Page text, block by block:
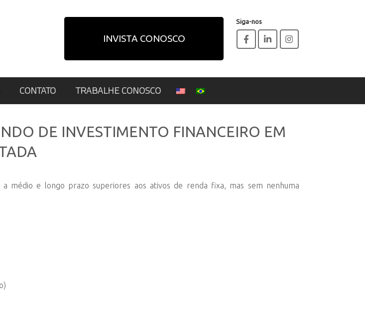
INVISTA CONOSCO
Siga-nos
CONTATO TRABALHE CONOSCO
DE INVESTIMENTO FINANCEIRO EM
médio e longo prazo superiores aos ativos de renda fixa, mas sem nenhuma